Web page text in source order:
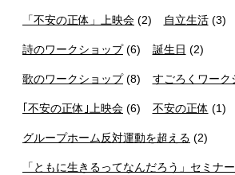
「不安の正体」上映会 (2) 自立生活(3)
詩のワークショップ(6) 誕生日 (2)
歌のワークショップ(8) すごろくワーク
｢不安の正体｣上映会 (6) 不安の正体 (1)
グループホーム反対運動を超える (2)
「ともに生きるってなんだろう」セミナー